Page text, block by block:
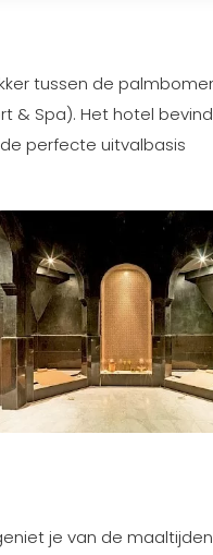
tussen de
& Spa). Het hotel
perfecte uitvalbasis
je van de